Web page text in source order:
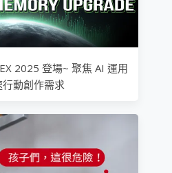
2025 登場~ 聚焦 AI 運用
動創作需求